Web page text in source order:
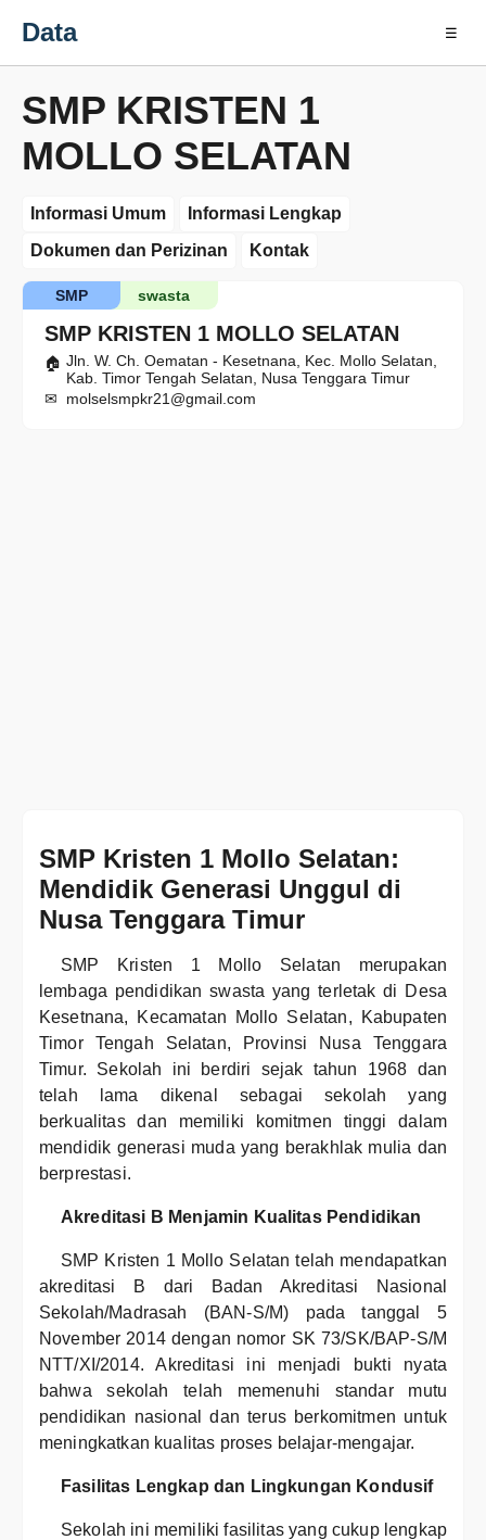
Data ☰
SMP KRISTEN 1
MOLLO SELATAN
Informasi Umum
Informasi Lengkap
Dokumen dan Perizinan
Kontak
SMP KRISTEN 1 MOLLO SELATAN
swasta
SMP
Jln. W. Ch. Oematan - Kesetnana, Kec. Mollo Selatan,
Kab. Timor Tengah Selatan, Nusa Tenggara Timur
molselsmpkr21@gmail.com
SMP Kristen 1 Mollo Selatan:
Mendidik Generasi Unggul di
Nusa Tenggara Timur
SMP Kristen 1 Mollo Selatan merupakan
lembaga pendidikan swasta yang terletak di Desa
Kesetnana, Kecamatan Mollo Selatan, Kabupaten
Timor Tengah Selatan, Provinsi Nusa Tenggara
Timur. Sekolah ini berdiri sejak tahun 1968 dan
telah lama dikenal sebagai sekolah yang
berkualitas dan memiliki komitmen tinggi dalam
mendidik generasi muda yang berakhlak mulia dan
berprestasi.
Akreditasi B Menjamin Kualitas Pendidikan
SMP Kristen 1 Mollo Selatan telah mendapatkan
akreditasi B dari Badan Akreditasi Nasional
Sekolah/Madrasah (BAN-S/M) pada tanggal 5
November 2014 dengan nomor SK 73/SK/BAP-S/M
NTT/XI/2014. Akreditasi ini menjadi bukti nyata
bahwa sekolah telah memenuhi standar mutu
pendidikan nasional dan terus berkomitmen untuk
meningkatkan kualitas proses belajar-mengajar.
Fasilitas Lengkap dan Lingkungan Kondusif
Sekolah ini memiliki fasilitas yang cukup lengkap